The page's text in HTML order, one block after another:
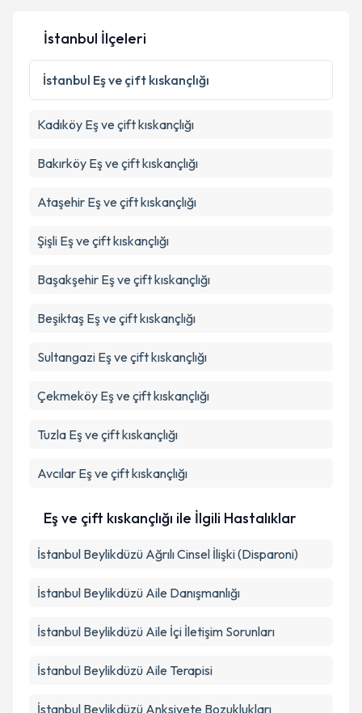
İstanbul İlçeleri
İstanbul Eş ve çift kıskançlığı
Kadıköy Eş ve çift kıskançlığı
Bakırköy Eş ve çift kıskançlığı
Ataşehir Eş ve çift kıskançlığı
Şişli Eş ve çift kıskançlığı
Başakşehir Eş ve çift kıskançlığı
Beşiktaş Eş ve çift kıskançlığı
Sultangazi Eş ve çift kıskançlığı
Çekmeköy Eş ve çift kıskançlığı
Tuzla Eş ve çift kıskançlığı
Avcılar Eş ve çift kıskançlığı
Eş ve çift kıskançlığı ile İlgili Hastalıklar
İstanbul Beylikdüzü Ağrılı Cinsel İlişki (Disparoni)
İstanbul Beylikdüzü Aile Danışmanlığı
İstanbul Beylikdüzü Aile İçi İletişim Sorunları
İstanbul Beylikdüzü Aile Terapisi
İstanbul Beylikdüzü Anksiyete Bozuklukları